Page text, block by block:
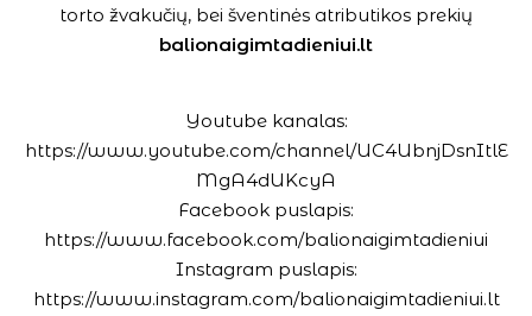
torto žvakučių, bei šventinės atributikos prekių
balionaigimtadieniui.lt
Youtube kanalas:
https://www.youtube.com/channel/UC4UbnjDsnItlE
MgA4dUKcyA
Facebook puslapis:
https://www.facebook.com/balionaigimtadieniui
Instagram puslapis:
https://www.instagram.com/balionaigimtadieniui.lt